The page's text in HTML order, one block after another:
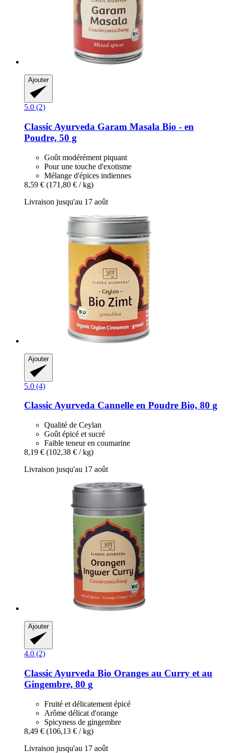
Ajouter
5.0 (2)
Classic Ayurveda Garam Masala Bio -​ en
Poudre, 50 g
Goût modérément piquant
Pour une touche d'exotisme
Mélange d'épices indiennes
8,59 € (171,80 € / kg)
Livraison jusqu'au 17 août
Ajouter
5.0 (4)
Classic Ayurveda Cannelle en Poudre Bio, 80 g
Qualité de Ceylan
Goût épicé et sucré
Faible teneur en coumarine
8,19 € (102,38 € / kg)
Livraison jusqu'au 17 août
Ajouter
4.0 (2)
Classic Ayurveda Bio Oranges au Curry et au
Gingembre, 80 g
Fruité et délicatement épicé
Arôme délicat d'orange
Spicyness de gingembre
8,49 € (106,13 € / kg)
Livraison jusqu'au 17 août